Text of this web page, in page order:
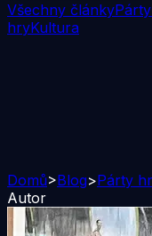
Všechny články
hryKultura
Domů>Blog>Párty
Autor